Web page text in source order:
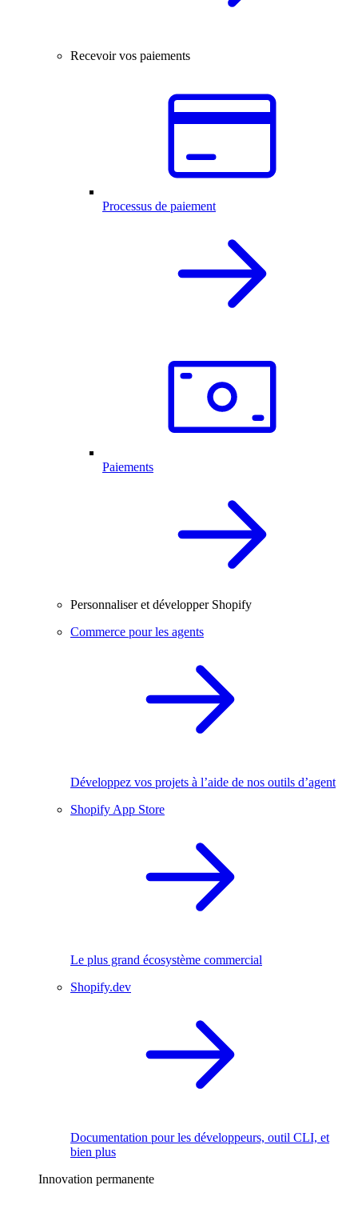
Recevoir vos paiements
Processus de paiement
Paiements
Personnaliser et développer Shopify
Commerce pour les agents
Développez vos projets à l’aide de nos outils d’agent
Shopify App Store
Le plus grand écosystème commercial
Shopify.dev
Documentation pour les développeurs, outil CLI, et
bien plus
Innovation permanente